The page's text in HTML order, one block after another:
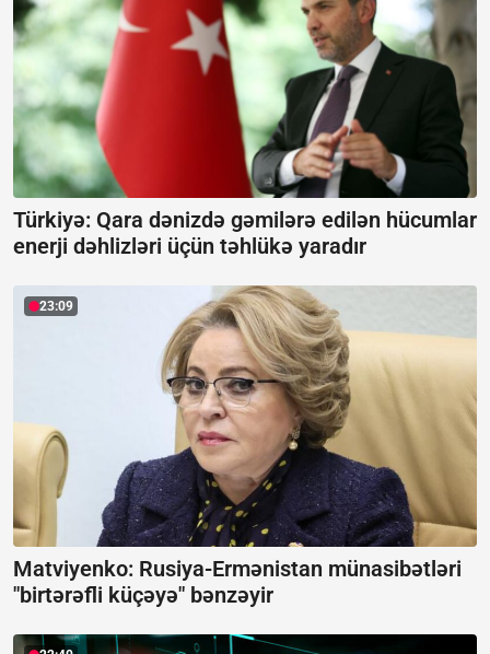
Türkiyə: Qara dənizdə gəmilərə edilən hücumlar
enerji dəhlizləri üçün təhlükə yaradır
23:09
Matviyenko: Rusiya-Ermənistan münasibətləri
"birtərəfli küçəyə" bənzəyir